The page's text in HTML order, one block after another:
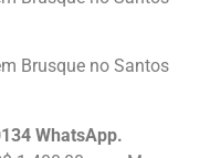
Brusque no Santos
WhatsApp.